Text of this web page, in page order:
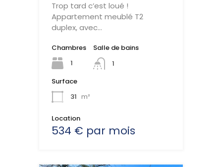
Trop tard c’est loué !
Appartement meublé T2
duplex, avec…
Chambres
1
Salle de bains
1
Surface
31 m²
Location
534 € par mois